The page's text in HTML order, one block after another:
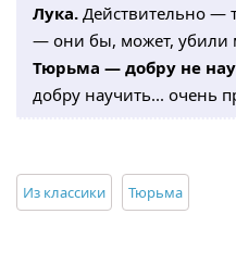
Лука. Действительно —
— они бы, может, убили
Тюрьма — добру не
добру научить... очень
Из классики Тюрьма